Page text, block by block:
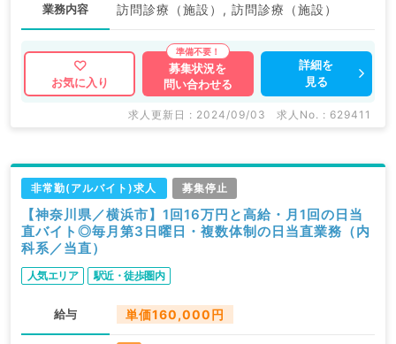
業務内容 訪問診療（施設）, 訪問診療（施設）
お気に入り
募集状況を
問い合わせる
詳細を
見る
求人更新日 : 2024/09/03 求人No. : 629411
非常勤(アルバイト)求人 募集停止
【神奈川県／横浜市】1回16万円と高給・月1回の日当
直バイト◎毎月第3日曜日・複数体制の日当直業務（内
科系／当直）
人気エリア 駅近・徒歩圏内
給与 単価160,000円